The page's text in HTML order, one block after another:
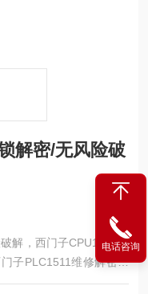
解密/无风险破
解，西门子CPU1500维
子PLC1511维修解密，
维修解密，西门子P
电话咨询